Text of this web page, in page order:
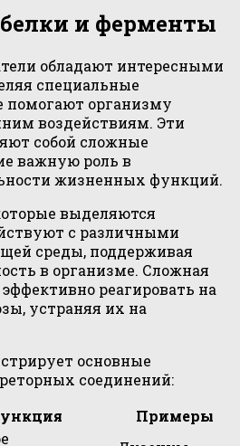
и ферменты
обладают интересными
специальные
помогают организму
воздействиям. Эти
собой сложные
важную роль в
жизненных функций.
выделяются
с различными
среды, поддерживая
в организме. Сложная
реагировать на
устраняя их на
основные
соединений:
Примеры